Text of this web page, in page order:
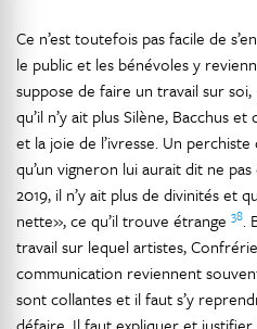
Ce n’est toutefois pas facile de
le public et les bénévoles y
suppose de faire un travail sur soi,
qu’il n’y ait plus Silène, Bacchus
et la joie de l’ivresse. Un
qu’un vigneron lui aurait dit ne
2019, il n’y ait plus de divinités et
nette», ce qu’il trouve étrange 38.
travail sur lequel artistes, Confrérie
communication reviennent
sont collantes et il faut s’y